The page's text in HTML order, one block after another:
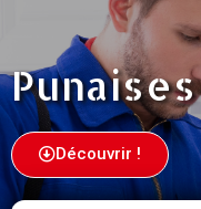
Découvrir !